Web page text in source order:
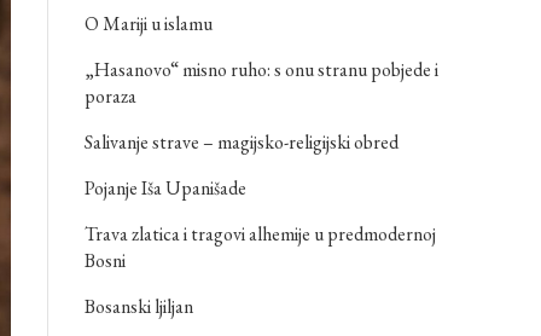
O Mariji u islamu
„Hasanovo“ misno ruho: s onu stranu pobjede i
poraza
Salivanje strave – magijsko-religijski obred
Pojanje Iša Upanišade
Trava zlatica i tragovi alhemije u predmodernoj
Bosni
Bosanski ljiljan